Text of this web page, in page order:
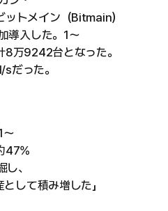
トメイン（Bitmain）
導入した。1〜
8万9242台となった。
だった。
〜
47%
、
して積み増した」